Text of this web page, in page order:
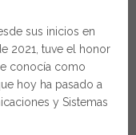
sus inicios en
2021, tuve el honor
conocía como
hoy ha pasado a
y Sistemas